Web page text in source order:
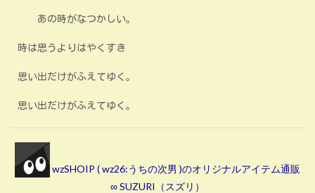
あの時がなつかしい。
時は思うよりはやくすき
思い出だけがふえてゆく。
思い出だけがふえてゆく。
wzSHOIP ( wz26:うちの次男 )のオリジナルアイテム通販
∞ SUZURI（スズリ）